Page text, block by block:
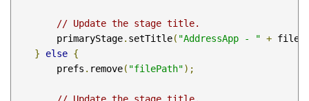
// Update the stage title.
        primaryStage
. setTitle( "AddressApp - " + file
}
else {
        prefs
. remove( "filePath");